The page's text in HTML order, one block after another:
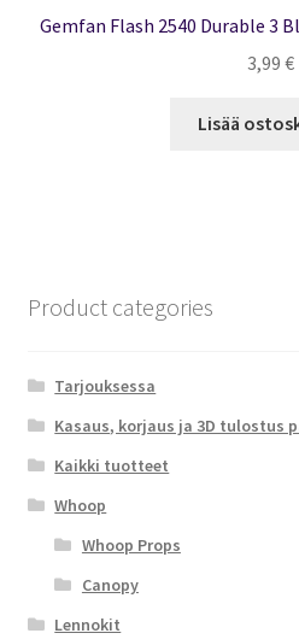
Gemfan Flash 2540 Durable 3
3,99 €
Lisää
Product categories
Tarjouksessa
Kasaus, korjaus ja 3D tulostus
Kaikki tuotteet
Whoop
Whoop Props
Canopy
Lennokit